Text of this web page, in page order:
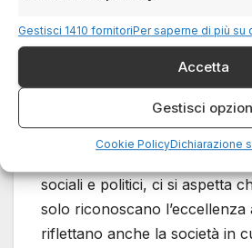
Gestisci 1410 fornitoriPer saperne di più su
Accetta
Gestisci
Cookie PolicyDichiarazione
Gli Academy Awards 2025
ricca di emozioni, sorprese e
premi inaspettati. Con
narrazioni internazionali e la
sociali e politici, ci si aspetta
solo riconoscano l’eccellenza
riflettano anche la società in